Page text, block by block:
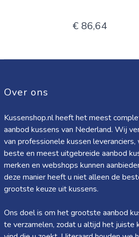
€ 86,64
Over ons
Kussenshop.nl heeft het meest
aanbod kussens van Nederland. Wij
van professionele kussen
beste en meest uitgebreide aanbod
merken en webshops kunnen
deze manier heeft u niet alleen de
grootste keuze uit kussens.
Ons doel is om het grootste aanbod
te verzamelen, zodat u altijd het juiste